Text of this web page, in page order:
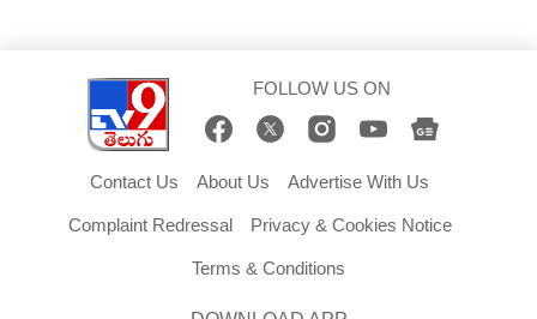
FOLLOW US ON
Contact Us About Us Advertise With Us
Complaint Redressal Privacy & Cookies Notice
Terms & Conditions